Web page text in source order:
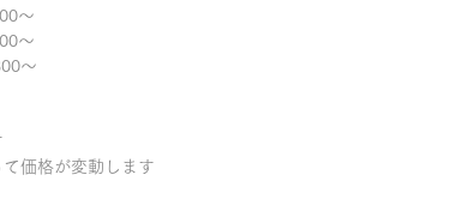
～
～
～
価格が変動します